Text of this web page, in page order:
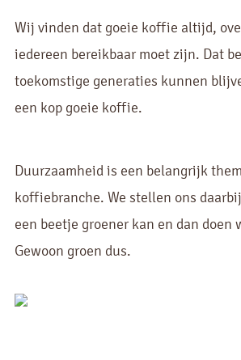
Wij vinden dat goeie koffie altijd,
iedereen bereikbaar moet zijn. Dat
toekomstige generaties kunnen
een kop goeie koffie.
Duurzaamheid is een belangrijk
koffiebranche. We stellen ons
een beetje groener kan en dan doen
Gewoon groen dus.